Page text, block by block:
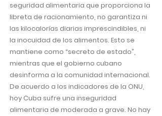
seguridad alimentaria que proporciona la
libreta de racionamiento, no garantiza ni
las kilocalorías diarias imprescindibles, ni
la inocuidad de los alimentos. Esto se
mantiene como “secreto de estado”,
mientras que el gobierno cubano
desinforma a la comunidad internacional.
De acuerdo a los indicadores de la ONU,
hoy Cuba sufre una inseguridad
alimentaria de moderada a grave. No hay